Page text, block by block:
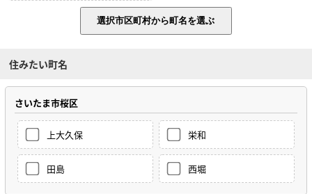
住みたい町名
さいたま市桜区
上大久保 栄和
田島 西堀